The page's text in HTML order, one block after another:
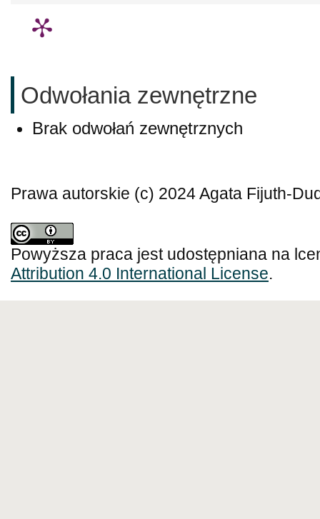
Odwołania zewnętrzne
Brak odwołań zewnętrznych
Prawa autorskie (c) 2024 Agata Fijuth-
Powyższa praca jest udostępniana na
Attribution 4.0 International License.